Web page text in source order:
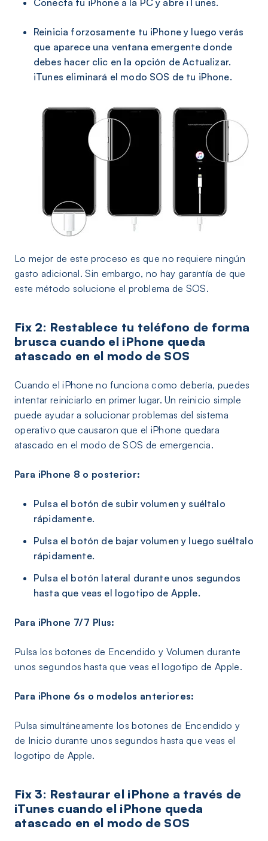
Conecta tu iPhone a la PC y abre iTunes.
Reinicia forzosamente tu iPhone y luego verás
que aparece una ventana emergente donde
debes hacer clic en la opción de Actualizar.
iTunes eliminará el modo SOS de tu iPhone.
Lo mejor de este proceso es que no requiere ningún
gasto adicional. Sin embargo, no hay garantía de que
este método solucione el problema de SOS.
Fix 2: Restablece tu teléfono de forma
brusca cuando el iPhone queda
atascado en el modo de SOS
Cuando el iPhone no funciona como debería, puedes
intentar reiniciarlo en primer lugar. Un reinicio simple
puede ayudar a solucionar problemas del sistema
operativo que causaron que el iPhone quedara
atascado en el modo de SOS de emergencia.
Para iPhone 8 o posterior:
Pulsa el botón de subir volumen y suéltalo
rápidamente.
Pulsa el botón de bajar volumen y luego suéltalo
rápidamente.
Pulsa el botón lateral durante unos segundos
hasta que veas el logotipo de Apple.
Para iPhone 7/7 Plus:
Pulsa los botones de Encendido y Volumen durante
unos segundos hasta que veas el logotipo de Apple.
Para iPhone 6s o modelos anteriores:
Pulsa simultáneamente los botones de Encendido y
de Inicio durante unos segundos hasta que veas el
logotipo de Apple.
Fix 3: Restaurar el iPhone a través de
iTunes cuando el iPhone queda
atascado en el modo de SOS